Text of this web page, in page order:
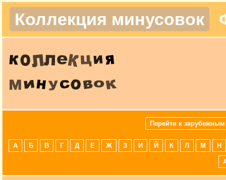
Коллекция минусовок
Перейти к зарубежным
А Б В Г Д Е Ж З И Й К Л М Н